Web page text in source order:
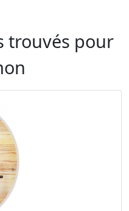
trouvés pour